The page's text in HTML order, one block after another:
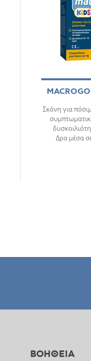
Σκόνη για
Δρα μέσα
ΒΟΗΘΕΙΑ